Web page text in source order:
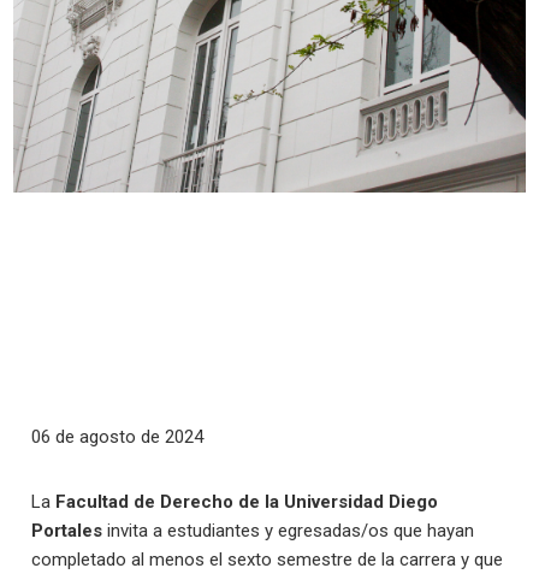
06 de agosto de 2024
La Facultad de Derecho de la Universidad Diego
Portales invita a estudiantes y egresadas/os que hayan
completado al menos el sexto semestre de la carrera y que